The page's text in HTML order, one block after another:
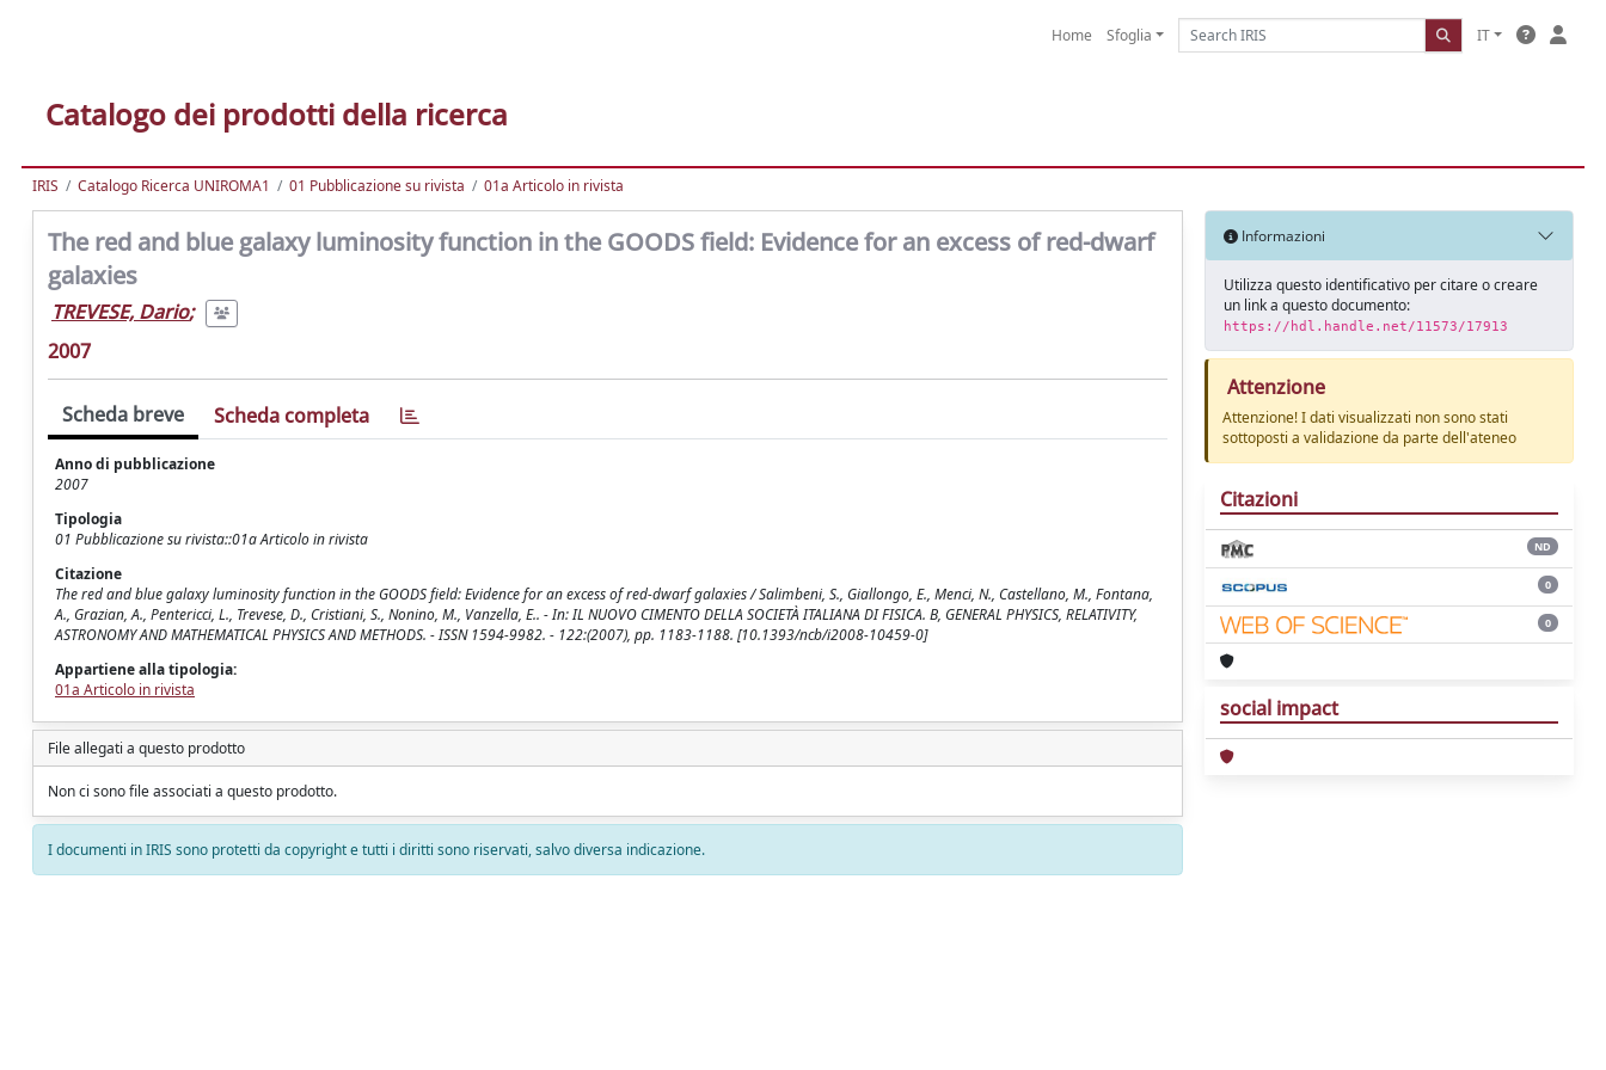
Home Sfoglia IT
Catalogo dei prodotti della ricerca
IRIS Catalogo Ricerca UNIROMA1 01 Pubblicazione su rivista 01a Articolo in rivista
The red and blue galaxy luminosity function in the GOODS field: Evidence for an excess of red-dwarf
galaxies
TREVESE, Dario;
2007
Scheda breve Scheda completa
Anno di pubblicazione
2007
Tipologia
01 Pubblicazione su rivista::01a Articolo in rivista
Citazione
The red and blue galaxy luminosity function in the GOODS field: Evidence for an excess of red-dwarf galaxies / Salimbeni, S., Giallongo, E., Menci, N., Castellano, M., Fontana,
A., Grazian, A., Pentericci, L., Trevese, D., Cristiani, S., Nonino, M., Vanzella, E.. - In: IL NUOVO CIMENTO DELLA SOCIETÀ ITALIANA DI FISICA. B, GENERAL PHYSICS, RELATIVITY,
ASTRONOMY AND MATHEMATICAL PHYSICS AND METHODS. - ISSN 1594-9982. - 122:(2007), pp. 1183-1188. [10.1393/ncb/i2008-10459-0]
Appartiene alla tipologia:
01a Articolo in rivista
File allegati a questo prodotto
Non ci sono file associati a questo prodotto.
I documenti in IRIS sono protetti da copyright e tutti i diritti sono riservati, salvo diversa indicazione.
Informazioni
Utilizza questo identificativo per citare o creare
un link a questo documento:
https://hdl.handle.net/11573/17913
Attenzione
Attenzione! I dati visualizzati non sono stati
sottoposti a validazione da parte dell'ateneo
Citazioni
ND
0
0
social impact